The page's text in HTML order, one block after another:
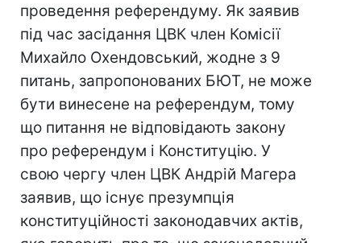
проведення референдуму. Як заявив
під час засідання ЦВК член Комісії
Михайло Охендовський, жодне з 9
питань, запропонованих БЮТ, не може
бути винесене на референдум, тому
що питання не відповідають закону
про референдум і Конституцію. У
свою чергу член ЦВК Андрій Магера
заявив, що існує презумпція
конституційності законодавчих актів,